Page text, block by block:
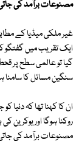
مصنوعات برآمد کی
غیر ملکی میڈیا کے
ایک تقریب میں گفتگو
گیا تو عالمی سطح پر
سنگین مسائل کا سامنا
ان کا کہنا تھا کہ
مصنوعات برآمد کی